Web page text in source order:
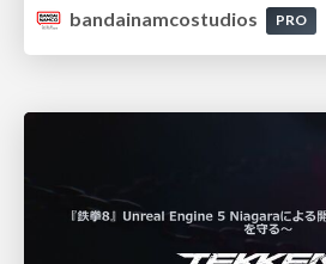
bandainamcostudios
PRO